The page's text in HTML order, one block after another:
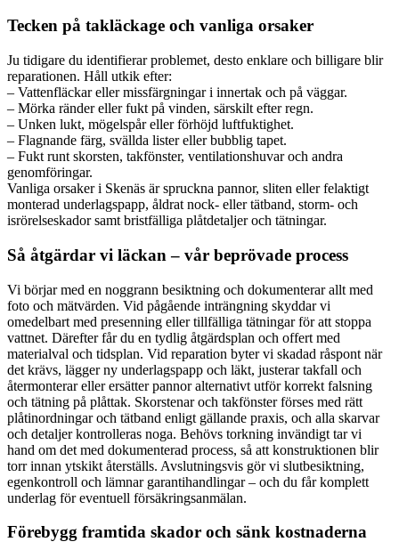
Tecken på takläckage och vanliga orsaker
Ju tidigare du identifierar problemet, desto enklare och billigare blir
reparationen. Håll utkik efter:
– Vattenfläckar eller missfärgningar i innertak och på väggar.
– Mörka ränder eller fukt på vinden, särskilt efter regn.
– Unken lukt, mögelspår eller förhöjd luftfuktighet.
– Flagnande färg, svällda lister eller bubblig tapet.
– Fukt runt skorsten, takfönster, ventilationshuvar och andra
genomföringar.
Vanliga orsaker i Skenäs är spruckna pannor, sliten eller felaktigt
monterad underlagspapp, åldrat nock- eller tätband, storm- och
isrörelseskador samt bristfälliga plåtdetaljer och tätningar.
Så åtgärdar vi läckan – vår beprövade process
Vi börjar med en noggrann besiktning och dokumenterar allt med
foto och mätvärden. Vid pågående inträngning skyddar vi
omedelbart med presenning eller tillfälliga tätningar för att stoppa
vattnet. Därefter får du en tydlig åtgärdsplan och offert med
materialval och tidsplan. Vid reparation byter vi skadad råspont när
det krävs, lägger ny underlagspapp och läkt, justerar takfall och
återmonterar eller ersätter pannor alternativt utför korrekt falsning
och tätning på plåttak. Skorstenar och takfönster förses med rätt
plåtinordningar och tätband enligt gällande praxis, och alla skarvar
och detaljer kontrolleras noga. Behövs torkning invändigt tar vi
hand om det med dokumenterad process, så att konstruktionen blir
torr innan ytskikt återställs. Avslutningsvis gör vi slutbesiktning,
egenkontroll och lämnar garantihandlingar – och du får komplett
underlag för eventuell försäkringsanmälan.
Förebygg framtida skador och sänk kostnaderna